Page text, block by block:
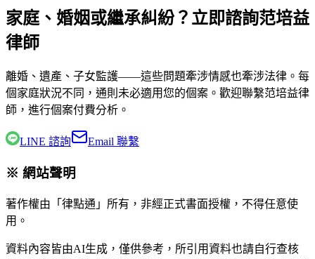
家庭、婚姻或繼承糾紛？立即諮詢范培益
律師
離婚、遺產、子女監護——這些問題牽涉情感也牽涉法律。每
個家庭狀況不同，通則未必適用您的個案。歡迎聯繫范培益律
師 ，進行個案付費分析。
LINE 諮詢 Email 聯繫
※ 網站聲明
著作權由「律點通」所有，非經正式書面授權，不得任意使
用。
資料內容皆由AI生成，僅供參考，所引用資料也請自行查核